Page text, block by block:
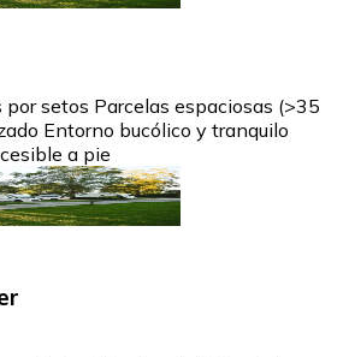
setos Parcelas espaciosas (>35
Entorno bucólico y tranquilo
a pie